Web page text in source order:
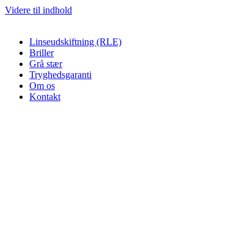
Videre til indhold
Linseudskiftning (RLE)
Briller
Grå stær
Tryghedsgaranti
Om os
Kontakt